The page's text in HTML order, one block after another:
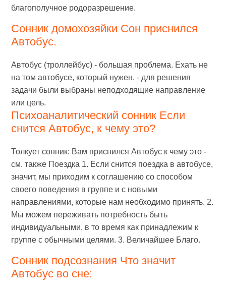
благополучное родоразрешение.
Сонник домохозяйки Сон приснился
Автобус.
Автобус (троллейбус) - большая проблема. Ехать не
на том автобусе, который нужен, - для решения
задачи были выбраны неподходящие направление
или цель.
Психоаналитический сонник Если
снится Автобус, к чему это?
Толкует сонник: Вам приснился Автобус к чему это -
см. также Поездка 1. Если снится поездка в автобусе,
значит, мы приходим к соглашению со способом
своего поведения в группе и с новыми
направлениями, которые нам необходимо принять. 2.
Мы можем переживать потребность быть
индивидуальными, в то время как принадлежим к
группе с обычными целями. 3. Величайшее Благо.
Сонник подсознания Что значит
Автобус во сне: